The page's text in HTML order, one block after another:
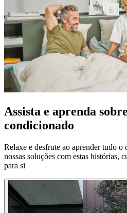
Assista e aprenda
condicionado
Relaxe e desfrute ao aprender tudo o
nossas soluções com estas histórias,
para si